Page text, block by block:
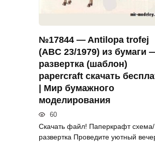
№17844 — Antilopa trofej
(ABC 23/1979) из бумаги
развертка (шаблон)
papercraft скачать
| Мир бумажного
моделирования
60
Скачать файл! Паперкрафт схема/
развертка Проведите уютный